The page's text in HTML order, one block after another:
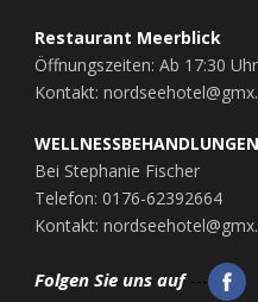
Restaurant Meerblick
Öffnungszeiten: Ab 17:30 Uhr
Kontakt:
WELLNESSBEHANDLUNGEN
Bei Stephanie Fischer
Telefon: 0176-62392664
Kontakt:
Folgen Sie uns auf ---